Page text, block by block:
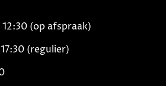
(op afspraak)
(regulier)